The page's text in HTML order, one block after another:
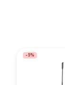
-5%